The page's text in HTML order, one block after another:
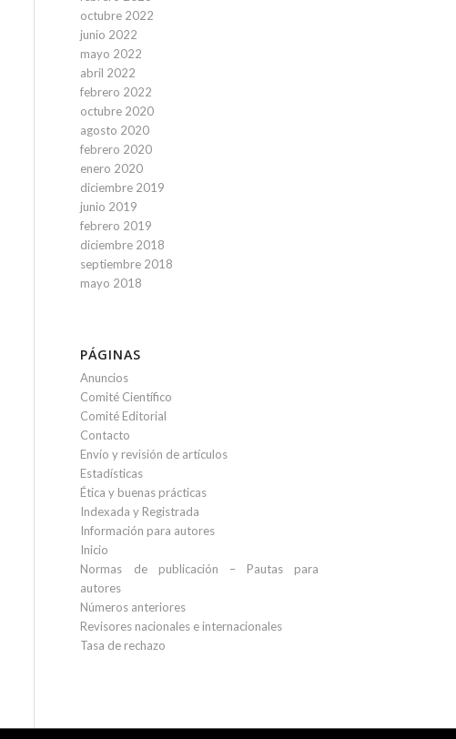
octubre 2022
junio 2022
mayo 2022
abril 2022
febrero 2022
octubre 2020
agosto 2020
febrero 2020
enero 2020
diciembre 2019
junio 2019
febrero 2019
diciembre 2018
septiembre 2018
mayo 2018
PÁGINAS
Anuncios
Comité Científico
Comité Editorial
Contacto
Envío y revisión de artículos
Estadísticas
Ética y buenas prácticas
Indexada y Registrada
Información para autores
Inicio
Normas de publicación – Pautas para
autores
Números anteriores
Revisores nacionales e internacionales
Tasa de rechazo